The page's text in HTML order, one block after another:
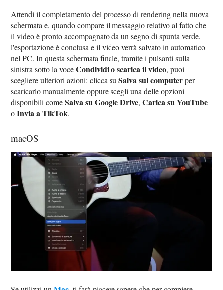
Attendi il completamento del processo di rendering nella nuova
schermata e, quando compare il messaggio relativo al fatto che
il video è pronto accompagnato da un segno di spunta verde,
l'esportazione è conclusa e il video verrà salvato in automatico
nel PC. In questa schermata finale, tramite i pulsanti sulla
sinistra sotto la voceCondividi o scarica il video, puoi
scegliere ulteriori azioni: clicca suSalva sul computerper
scaricarlo manualmente oppure scegli una delle opzioni
disponibili comeSalva su Google Drive,Carica su YouTube
oInvia a TikTok.
macOS